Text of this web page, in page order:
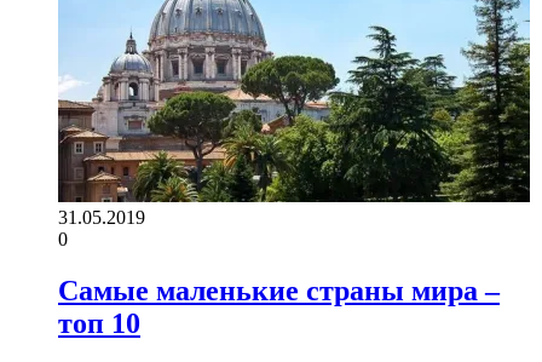
31.05.2019
0
Самые маленькие страны мира –
топ 10